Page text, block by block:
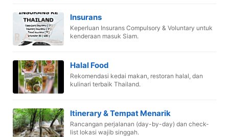
Insurans
Keperluan Insurans Compulsory & Voluntary untuk
kenderaan masuk Siam.
Halal Food
Rekomendasi kedai makan, restoran halal, dan
kulinari terbaik Thailand.
Itinerary & Tempat Menarik
Rancangan perjalanan (day-by-day) dan check-
list lokasi wajib singgah.